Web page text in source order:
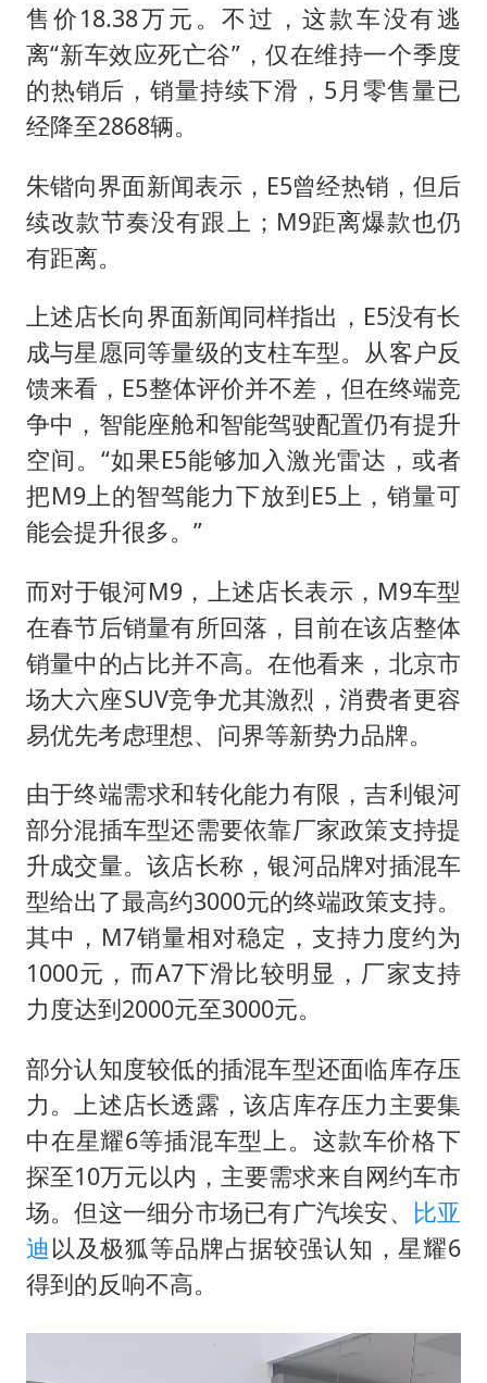
售价18.38万元。不过，这款车没有逃
离“新车效应死亡谷”，仅在维持一个季度
的热销后，销量持续下滑，5月零售量已
经降至2868辆。
朱锴向界面新闻表示，E5曾经热销，但后
续改款节奏没有跟上；M9距离爆款也仍
有距离。
上述店长向界面新闻同样指出，E5没有长
成与星愿同等量级的支柱车型。从客户反
馈来看，E5整体评价并不差，但在终端竞
争中，智能座舱和智能驾驶配置仍有提升
空间。“如果E5能够加入激光雷达，或者
把M9上的智驾能力下放到E5上，销量可
能会提升很多。”
而对于银河M9，上述店长表示，M9车型
在春节后销量有所回落，目前在该店整体
销量中的占比并不高。在他看来，北京市
场大六座SUV竞争尤其激烈，消费者更容
易优先考虑理想、问界等新势力品牌。
由于终端需求和转化能力有限，吉利银河
部分混插车型还需要依靠厂家政策支持提
升成交量。该店长称，银河品牌对插混车
型给出了最高约3000元的终端政策支持。
其中，M7销量相对稳定，支持力度约为
1000元，而A7下滑比较明显，厂家支持
力度达到2000元至3000元。
部分认知度较低的插混车型还面临库存压
力。上述店长透露，该店库存压力主要集
中在星耀6等插混车型上。这款车价格下
探至10万元以内，主要需求来自网约车市
场。但这一细分市场已有广汽埃安、 比亚
迪 以及极狐等品牌占据较强认知，星耀6
得到的反响不高。